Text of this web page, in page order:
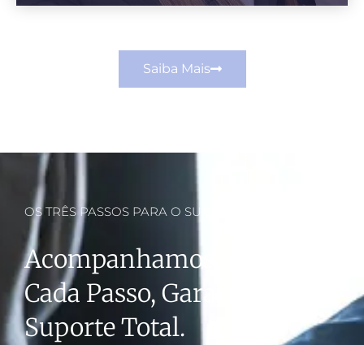
Saiba Mais
OS TRÊS PASSOS PARA O SUCESSO
Acompanhamos Você Em
Cada Passo, Garantindo
Suporte Total.